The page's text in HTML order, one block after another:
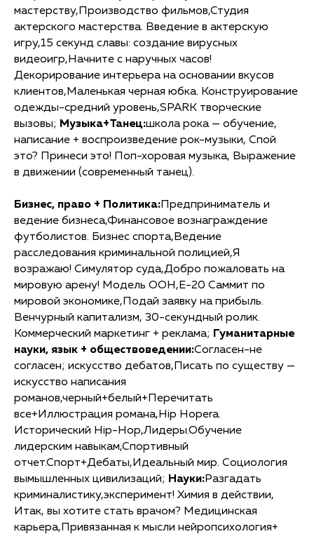
мастерству,Производство фильмов,Студия
актерского мастерства. Введение в актерскую
игру,15 секунд славы: создание вирусных
видеоигр,Начните с наручных часов!
Декорирование интерьера на основании вкусов
клиентов,Маленькая черная юбка. Конструирование
одежды-средний уровень,SPARK творческие
вызовы; Музыка+Танец:школа рока — обучение,
написание + воспроизведение рок-музыки, Спой
это? Принеси это! Поп-хоровая музыка, Выражение
в движении (современный танец).
Бизнес, право + Политика:Предприниматель и
ведение бизнеса,Финансовое вознаграждение
футболистов. Бизнес спорта,Ведение
расследования криминальной полицией,Я
возражаю! Симулятор суда,Добро пожаловать на
мировую арену! Модель ООН,E-20 Саммит по
мировой экономике,Подай заявку на прибыль.
Венчурный капитализм, 30-секундный ролик.
Коммерческий маркетинг + реклама; Гуманитарные
науки, язык + обществоведении:Согласен-не
согласен; искусство дебатов,Писать по существу —
искусство написания
романов,черный+белый+Перечитать
все+Иллюстрация романа,Hip Hopera.
Исторический Hip-Hop,Лидеры.Обучение
лидерским навыкам,Спортивный
отчет.Спорт+Дебаты,Идеальный мир. Социология
вымышленных цивилизаций; Науки:Разгадать
криминалистику,эксперимент! Химия в действии,
Итак, вы хотите стать врачом? Медицинская
карьера,Привязанная к мысли нейропсихология+